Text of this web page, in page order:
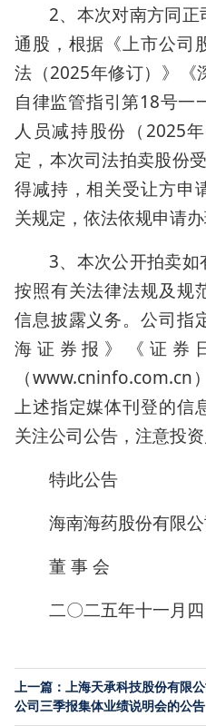
2、本次对南方同
通股，根据《上市公司
法（2025年修订）》《
自律监管指引第18号一
人员减持股份（2025
定，本次司法拍卖股份
得减持，相关受让方申
关规定，依法依规申请办
3、本次公开拍卖
按照有关法律法规及规
信息披露义务。公司指
海证券报》《证券
（www.cninfo.com.cn
上述指定媒体刊登的信
关注公司公告，注意投资
特此公告
海南海药股份有限公
董 事 会
二〇二五年十一月四
上一篇：上海天承科技股份有限
公司三季报集体业绩说明会的公告